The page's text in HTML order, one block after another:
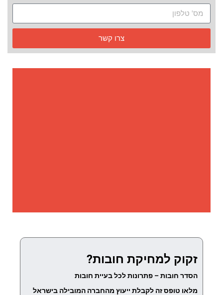
צרו קשר
זקוק למחיקת חובות?
הסדר חובות – פתרונות לכל בעיית חובות
מלאו טופס זה לקבלת ייעוץ מהחברה המובילה בישראל